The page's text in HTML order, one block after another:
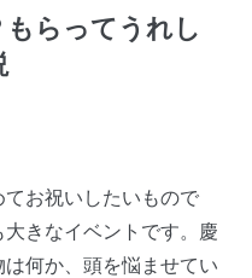
らってうれし
お祝いしたいもので
きなイベントです。慶
何か、頭を悩ませてい